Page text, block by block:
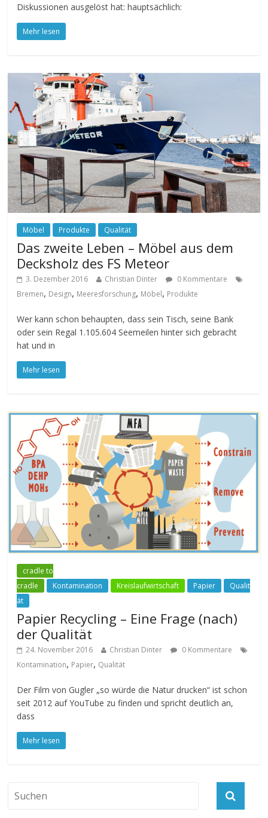
Diskussionen ausgelöst hat: hauptsächlich:
Mehr lesen
Möbel Produkte Qualität
Das zweite Leben – Möbel aus dem
Decksholz des FS Meteor
3. Dezember 2016 Christian Dinter
0 Kommentare
Bremen, Design, Meeresforschung, Möbel, Produkte
Wer kann schon behaupten, dass sein Tisch, seine Bank
oder sein Regal 1.105.604 Seemeilen hinter sich gebracht
hat und in
Mehr lesen
cradle to
cradle
Kontamination Kreislaufwirtschaft Papier
Qualit
ät
Papier Recycling – Eine Frage (nach)
der Qualität
24. November 2016 Christian Dinter
0 Kommentare
Kontamination, Papier, Qualität
Der Film von Gugler „so würde die Natur drucken“ ist schon
seit 2012 auf YouTube zu finden und spricht deutlich an,
dass
Mehr lesen